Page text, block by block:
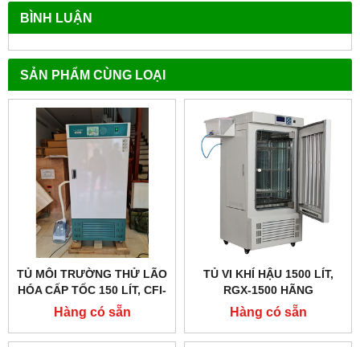
BÌNH LUẬN
SẢN PHẨM CÙNG LOẠI
TỦ MÔI TRƯỜNG THỬ LÃO
HÓA CẤP TỐC 150 LÍT, CFI-
150B HÃNG TAISITELAB
Hàng có sẵn
TỦ VI KHÍ HẬU 1500 LÍT,
RGX-1500 HÃNG
TAISITELAB
Hàng có sẵn